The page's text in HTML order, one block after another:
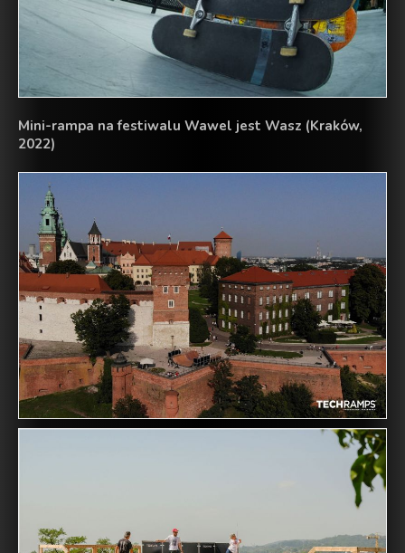
Mini-rampa na festiwalu Wawel jest Wasz (Kraków,
2022)